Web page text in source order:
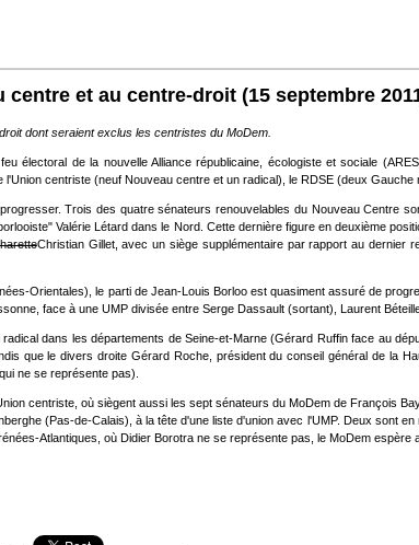
centre et au centre-droit (15 septembre
dont seraient exclus les centristes du MoDem.
électoral de la nouvelle Alliance républicaine, écologiste et sociale
centriste (neuf Nouveau centre et un radical), le RDSE (deux
Trois des quatre sénateurs renouvelables du Nouveau Centre
Valérie Létard dans le Nord. Cette dernière figure en deuxième
Christian Gillet, avec un siège supplémentaire par rapport au dernier
Orientales), le parti de Jean-Louis Borloo est quasiment assuré de
face à une UMP divisée entre Serge Dassault (sortant), Laurent
dans les départements de Seine-et-Marne (Gérard Ruffin face au
que le divers droite Gérard Roche, président du conseil général de la
ne se représente pas).
centriste, où siègent aussi les sept sénateurs du MoDem de François
(Pas-de-Calais), à la tête d'une liste d'union avec l'UMP. Deux sont
Atlantiques, où Didier Borotra ne se représente pas, le MoDem